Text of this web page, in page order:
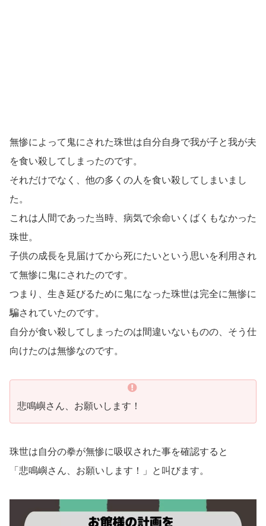
無惨によって鬼にされた珠世は自分自身で我が子と我が夫
を食い殺してしまったのです。
それだけでなく、他の多くの人を食い殺してしまいまし
た。
これは人間であった当時、病気で余命いくばくもなかった
珠世。
子供の成長を見届けてから死にたいという思いを利用され
て無惨に鬼にされたのです。
つまり、生き延びるために鬼になった珠世は完全に無惨に
騙されていたのです。
自分が食い殺してしまったのは間違いないものの、そう仕
向けたのは無惨なのです。
悲鳴嶼さん、お願いします！
珠世は自分の拳が無惨に吸収された事を確認すると
「悲鳴嶼さん、お願いします！」と叫びます。